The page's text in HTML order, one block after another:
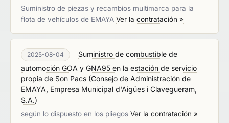
Suministro de piezas y recambios multimarca para la
flota de vehículos de EMAYA Ver la contratación »
2025-08-04
Suministro de combustible de
automoción GOA y GNA95 en la estación de servicio
propia de Son Pacs (Consejo de Administración de
EMAYA, Empresa Municipal d'Aigües i Clavegueram,
S.A.)
según lo dispuesto en los pliegos Ver la contratación »